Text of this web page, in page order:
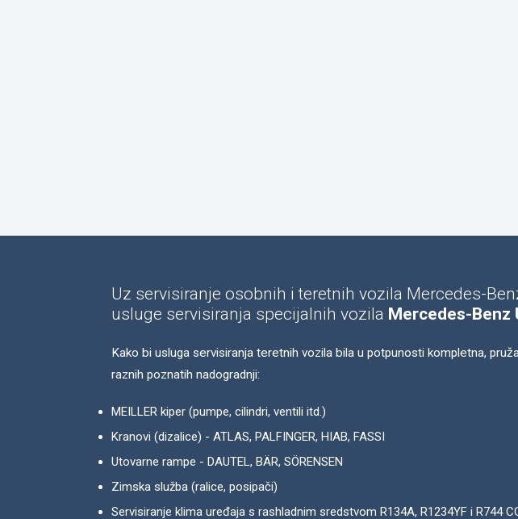
Uz servisiranje osobnih i teretnih vozila Mercedes-
usluge servisiranja specijalnih vozila Mercedes-Benz
Kako bi usluga servisiranja teretnih vozila bila u potpunosti kompletna,
raznih poznatih nadogradnji:
MEILLER kiper (pumpe, cilindri, ventili itd.)
Kranovi (dizalice) - ATLAS, PALFINGER, HIAB, FASSI
Utovarne rampe - DAUTEL, BÄR, SÖRENSEN
Zimska služba (ralice, posipači)
Servisiranje klima uređaja s rashladnim sredstvom R134A, R1234YF i R744